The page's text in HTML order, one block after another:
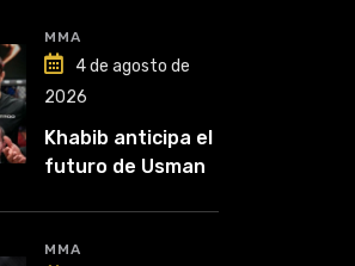
MMA
4 de agosto de
2026
Khabib anticipa el
futuro de Usman
liga competirá”
MMA